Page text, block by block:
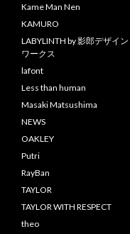
Kame Man Nen
KAMURO
LABYLINTH by 影郎デザイン
ワークス
lafont
Less than human
Masaki Matsushima
NEWS
OAKLEY
Putri
RayBan
TAYLOR
TAYLOR WITH RESPECT
theo